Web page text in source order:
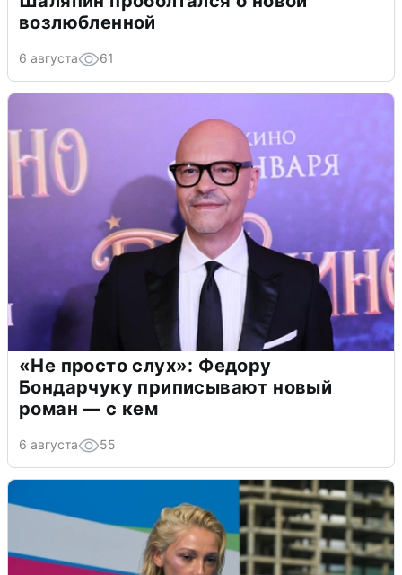
возлюбленной
6 августа 61
«Не просто слух»: Федору
Бондарчуку приписывают новый
роман — с кем
6 августа 55